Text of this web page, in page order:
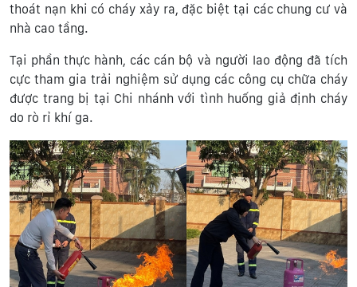
thoát nạn khi có cháy xảy ra, đặc biệt tại các chung cư và
nhà cao tầng.
Tại phần thực hành, các cán bộ và người lao động đã tích
cực tham gia trải nghiệm sử dụng các công cụ chữa cháy
được trang bị tại Chi nhánh với tình huống giả định cháy
do rò rỉ khí ga.